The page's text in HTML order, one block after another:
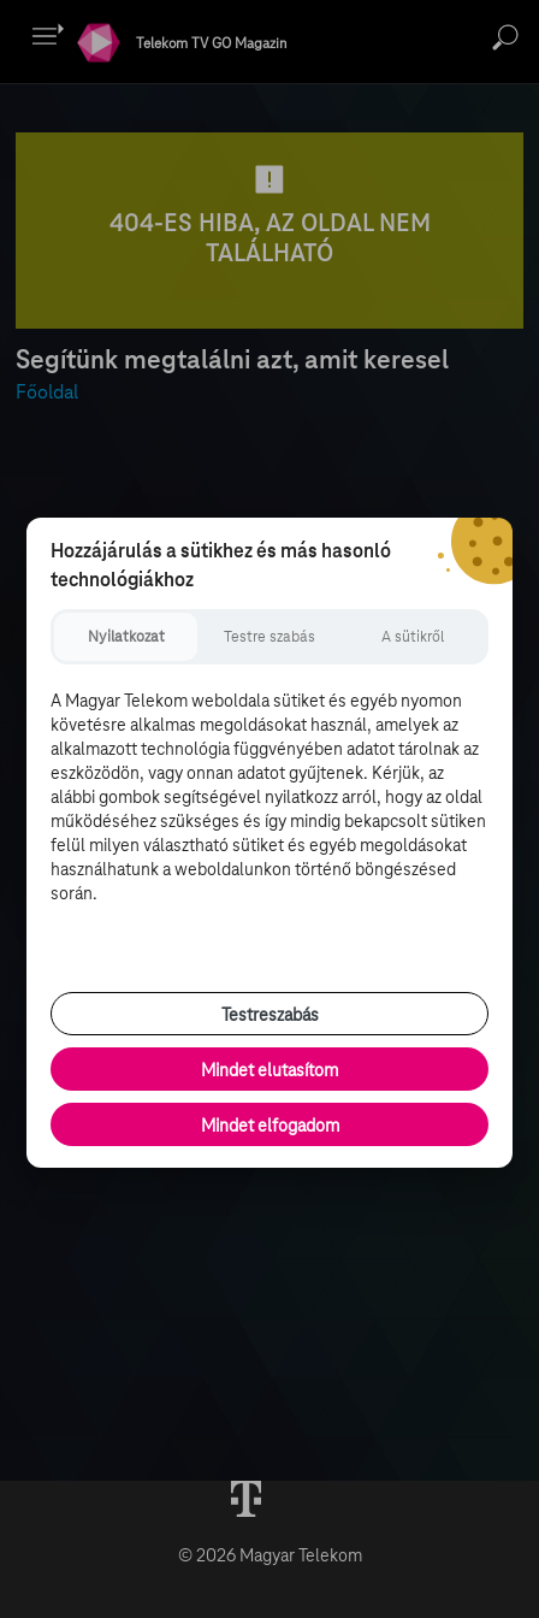
Telekom TV GO Magazin
404-ES HIBA, AZ OLDAL NEM
TALÁLHATÓ
Segítünk megtalálni azt, amit keresel
Főoldal
© 2026 Magyar Telekom
Hozzájárulás a sütikhez és más hasonló
technológiákhoz
Nyilatkozat Testre szabás A sütikről
A Magyar Telekom weboldala sütiket és egyéb nyomon
követésre alkalmas megoldásokat használ, amelyek az
alkalmazott technológia függvényében adatot tárolnak az
eszközödön, vagy onnan adatot gyűjtenek. Kérjük, az
alábbi gombok segítségével nyilatkozz arról, hogy az oldal
működéséhez szükséges és így mindig bekapcsolt sütiken
felül milyen választható sütiket és egyéb megoldásokat
használhatunk a weboldalunkon történő böngészésed
során.
Testreszabás
Mindet elutasítom
Mindet elfogadom